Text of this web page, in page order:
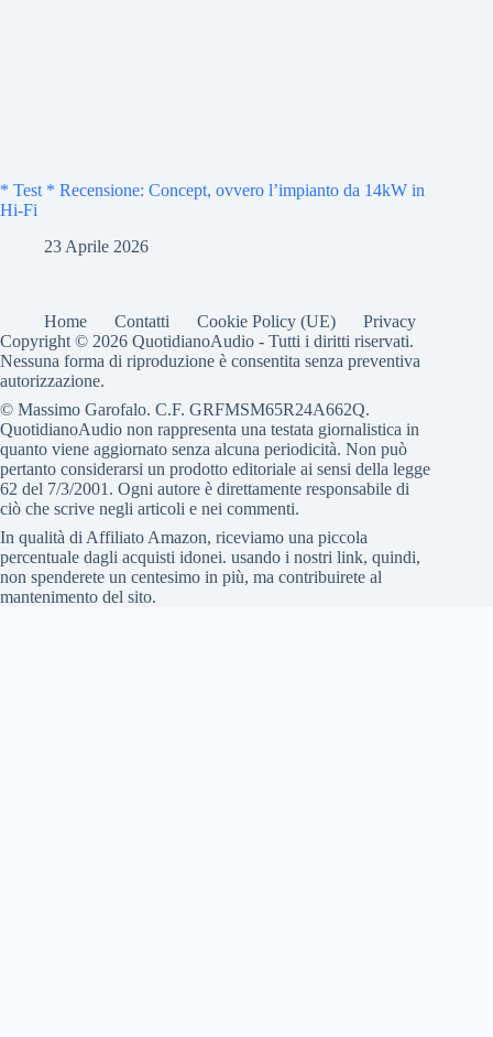
* Test * Recensione: Concept, ovvero l’impianto da 14kW in
Hi-Fi
23 Aprile 2026
Home Contatti Cookie Policy (UE)
Privacy
Copyright © 2026 QuotidianoAudio - Tutti i diritti riservati.
Nessuna forma di riproduzione è consentita senza preventiva
autorizzazione.
© Massimo Garofalo. C.F. GRFMSM65R24A662Q.
QuotidianoAudio non rappresenta una testata giornalistica in
quanto viene aggiornato senza alcuna periodicità. Non può
pertanto considerarsi un prodotto editoriale ai sensi della legge
62 del 7/3/2001. Ogni autore è direttamente responsabile di
ciò che scrive negli articoli e nei commenti.
In qualità di Affiliato Amazon, riceviamo una piccola
percentuale dagli acquisti idonei. usando i nostri link, quindi,
non spenderete un centesimo in più, ma contribuirete al
mantenimento del sito.